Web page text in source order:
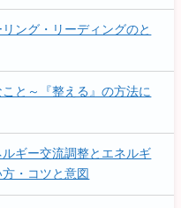
ング・リーディングのと
と～『整える』の方法に
ルギー交流調整とエネルギ
・コツと意図